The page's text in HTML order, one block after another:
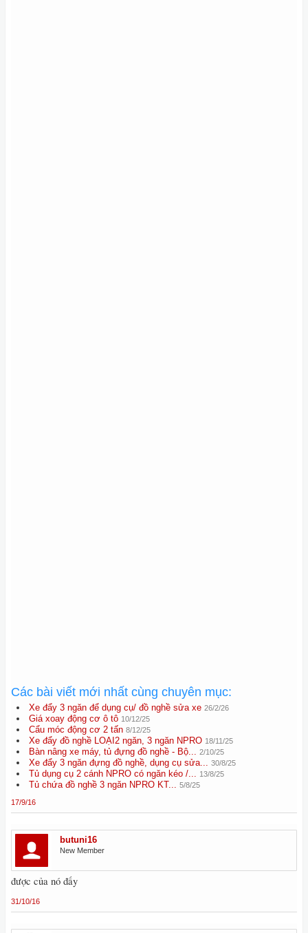
Các bài viết mới nhất cùng chuyên mục:
Xe đẩy 3 ngăn để dụng cụ/ đồ nghề sửa xe 26/2/26
Giá xoay động cơ ô tô 10/12/25
Cẩu móc động cơ 2 tấn 8/12/25
Xe đẩy đồ nghề LOẠI2 ngăn, 3 ngăn NPRO 18/11/25
Bàn nâng xe máy, tủ đựng đồ nghề - Bộ... 2/10/25
Xe đẩy 3 ngăn đựng đồ nghề, dụng cụ sửa... 30/8/25
Tủ dụng cụ 2 cánh NPRO có ngăn kéo /... 13/8/25
Tủ chứa đồ nghề 3 ngăn NPRO KT... 5/8/25
17/9/16
butuni16
New Member
được của nó đấy
31/10/16